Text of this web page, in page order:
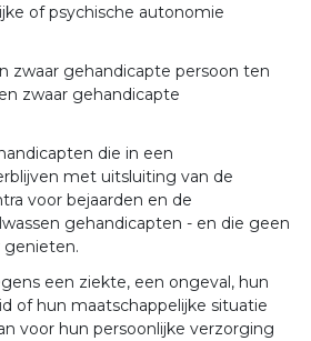
of psychische autonomie
zwaar gehandicapte persoon ten
zwaar gehandicapte
die in een
met uitsluiting van de
voor bejaarden en de
gehandicapten - en die geen
een ziekte, een ongeval, hun
of hun maatschappelijke situatie
voor hun persoonlijke verzorging